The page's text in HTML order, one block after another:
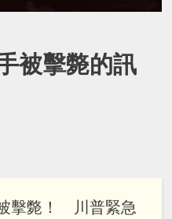
被擊斃的訊
擊斃！ 川普緊急